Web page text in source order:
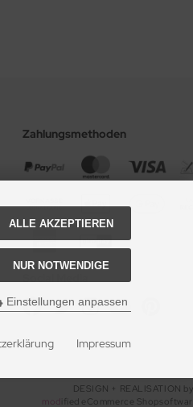
Zahlungsmethoden
DESIGN + REALISATION
mod ified eCommerce
ALLE AKZEPTIEREN
NUR NOTWENDIGE
Einstellungen anpassen
Impressum